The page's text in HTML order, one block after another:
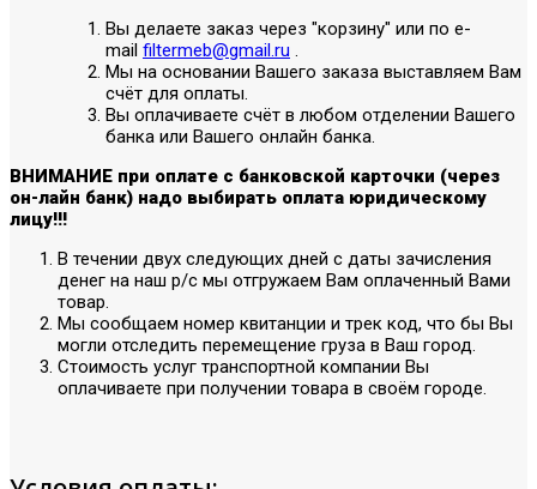
Вы делаете заказ через "корзину" или по е-
mail filtermeb@gmail.ru .
Мы на основании Вашего заказа выставляем Вам
счёт для оплаты.
Вы оплачиваете счёт в любом отделении Вашего
банка или Вашего онлайн банка.
ВНИМАНИЕ при оплате с банковской карточки (через
он-лайн банк) надо выбирать оплата юридическому
лицу!!!
В течении двух следующих дней с даты зачисления
денег на наш р/с мы отгружаем Вам оплаченный Вами
товар.
Мы сообщаем номер квитанции и трек код, что бы Вы
могли отследить перемещение груза в Ваш город.
Стоимость услуг транспортной компании Вы
оплачиваете при получении товара в своём городе.